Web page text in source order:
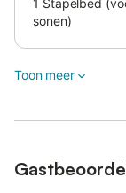
1 Stapelbed
sonen)
Toon meer